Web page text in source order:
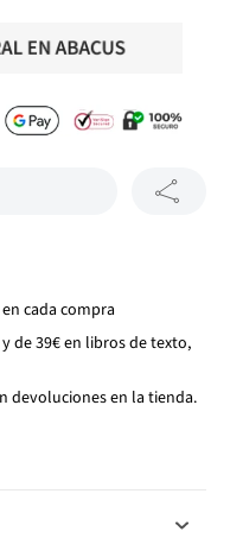
cada compra
de 39€ en libros de texto,
devoluciones en la tienda.